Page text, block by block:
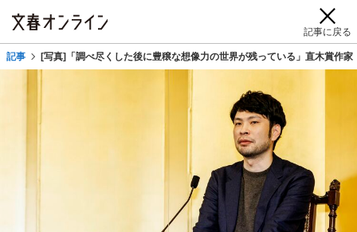
記事に戻る
記事 [写真]「調べ尽くした後に豊穣な想像力の世界が残っている」直木賞作